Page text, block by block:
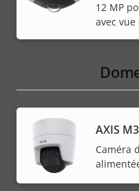
12 MP
avec vue
AXIS
Caméra